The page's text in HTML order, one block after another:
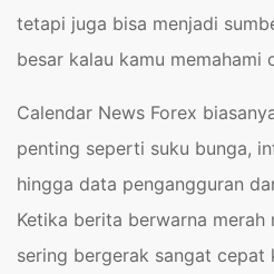
tetapi juga bisa menjadi
besar kalau kamu memahami
Calendar News Forex
penting seperti suku bunga,
hingga data pengangguran
Ketika berita berwarna merah
sering bergerak sangat cepat